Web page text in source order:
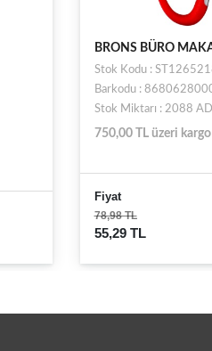
BRONS BÜRO
Stok Kodu :
Barkodu :
Stok Miktarı : 2088
750,00 TL üzeri
Fiyat
78,98 TL
55,29 TL